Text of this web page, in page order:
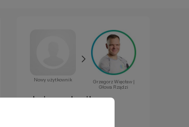
Nowy użytkownik
Grzegorz Więcław |
Głowa Rządzi
Już za chwilę